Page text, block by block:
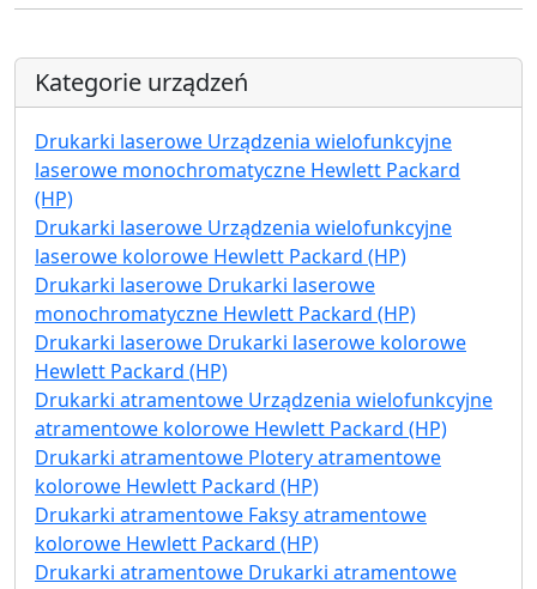
Kategorie urządzeń
Drukarki laserowe Urządzenia wielofunkcyjne
laserowe monochromatyczne Hewlett Packard
(HP)
Drukarki laserowe Urządzenia wielofunkcyjne
laserowe kolorowe Hewlett Packard (HP)
Drukarki laserowe Drukarki laserowe
monochromatyczne Hewlett Packard (HP)
Drukarki laserowe Drukarki laserowe kolorowe
Hewlett Packard (HP)
Drukarki atramentowe Urządzenia wielofunkcyjne
atramentowe kolorowe Hewlett Packard (HP)
Drukarki atramentowe Plotery atramentowe
kolorowe Hewlett Packard (HP)
Drukarki atramentowe Faksy atramentowe
kolorowe Hewlett Packard (HP)
Drukarki atramentowe Drukarki atramentowe